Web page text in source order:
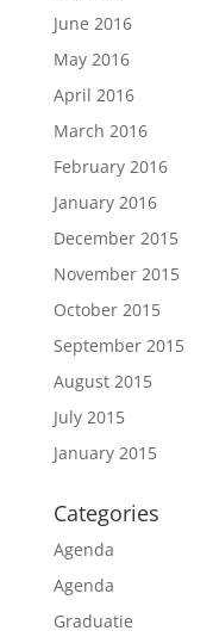
June 2016
May 2016
April 2016
March 2016
February 2016
January 2016
December 2015
November 2015
October 2015
September 2015
August 2015
July 2015
January 2015
Categories
Agenda
Agenda
Graduatie